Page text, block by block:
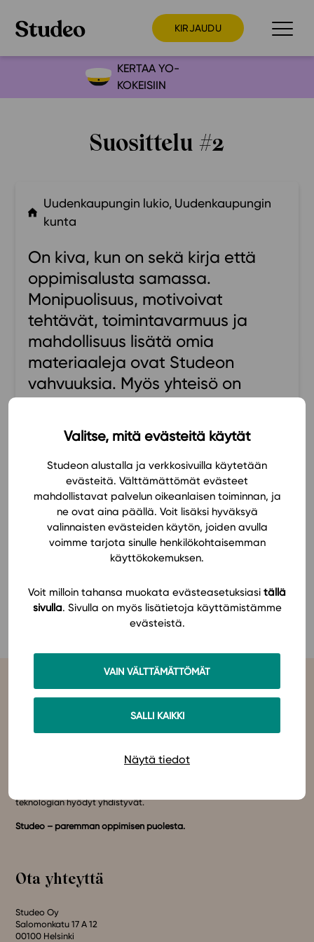
Valitse, mitä evästeitä käytät
Studeon alustalla ja verkkosivuilla käytetään
evästeitä. Välttämättömät evästeet
mahdollistavat palvelun oikeanlaisen toiminnan, ja
ne ovat aina päällä. Voit lisäksi hyväksyä
valinnaisten evästeiden käytön, joiden avulla
voimme tarjota sinulle henkilökohtaisemman
käyttökokemuksen.
Voit milloin tahansa muokata evästeasetuksiasi tällä
sivulla. Sivulla on myös lisätietoja käyttämistämme
evästeistä.
VAIN VÄLTTÄMÄTTÖMÄT
SALLI KAIKKI
Näytä tiedot
KIRJAUDU
Preppaaja
Kokeilutarjous
Ainstain
Yläkoulu
Lukio
Ajankohtaista
Ominaisuudet
Tapahtumakalenteri
Webinaari­tallenteet
Yhteisö
Ohjekeskus
Oppikirjailijat
Tietoa meistä
Eettiset periaatteet tekoälyn käyttöön
Tilaa uutiskirje
In English
KERTAA YO-
KOKEISIIN
Suosittelu #2
Uudenkaupungin lukio, Uudenkaupungin
kunta
On kiva, kun on sekä kirja että
oppimisalusta samassa.
Monipuolisuus, motivoivat
tehtävät, toimintavarmuus ja
mahdollisuus lisätä omia
materiaaleja ovat Studeon
vahvuuksia. Myös yhteisö on
mahtava tuki opettajalle, apua
saa aina pian.
Toimintavarma, Joustava, Monipuolinen,
Ajantasainen
Reaaliope
KATSO KAIKKI SUOSITUKSET
on latinan kielen verbi, joka kuvailee olemisen
tahdon oppia,omistaudun
teknologian hyödyt yhdistyvät.
Studeo – paremman oppimisen puolesta.
Ota yhteyttä
Studeo Oy
Salomonkatu 17 A 12
00100 Helsinki